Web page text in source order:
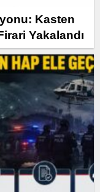
Kasten
Yakalandı